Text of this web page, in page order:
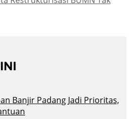
Banjir Padang Jadi Prioritas,